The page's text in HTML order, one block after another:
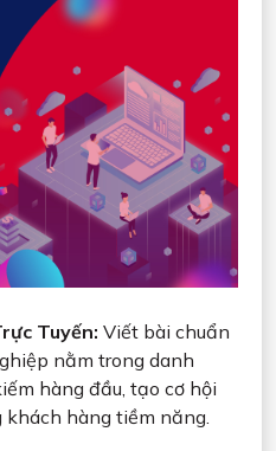
Tuyến: Viết bài chuẩn
nằm trong danh
hàng đầu, tạo cơ hội
hàng tiềm năng.